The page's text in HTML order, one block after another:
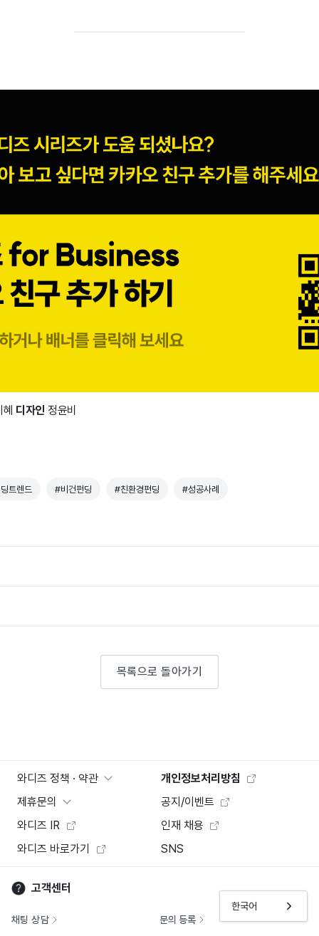
한국어
디자인 정윤비
트렌드 #비건펀딩 #친환경펀딩 #성공사례
목록으로 돌아가기
와디즈 정책 · 약관
개인정보처리방침
제휴문의
공지/이벤트
와디즈 IR
인재 채용
와디즈 바로가기
SNS
고객센터
채팅 상담 문의 등록